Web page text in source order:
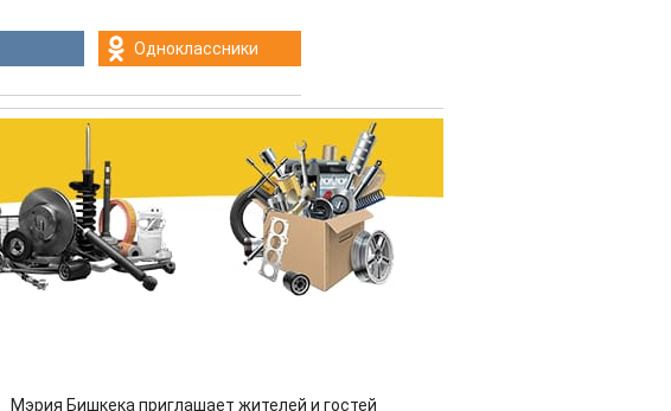
Одноклассники
Мэрия Бишкека приглашает жителей и гостей